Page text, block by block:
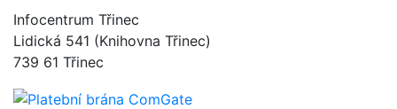
Infocentrum Třinec
Lidická 541 (Knihovna Třinec)
739 61 Třinec